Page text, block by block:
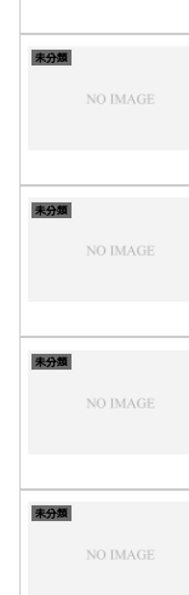
未分類
未分類
未分類
未分類